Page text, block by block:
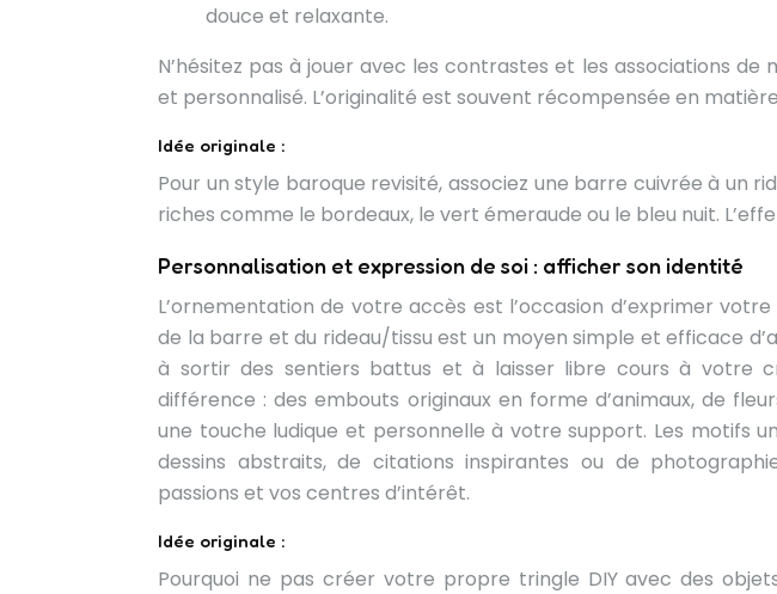
douce et relaxante.
N’hésitez pas à jouer avec les contrastes et les associations
et personnalisé. L’originalité est souvent récompensée en
Idée originale :
Pour un style baroque revisité, associez une barre cuivrée à un
riches comme le bordeaux, le vert émeraude ou le bleu nuit.
Personnalisation et expression de soi : afficher son identité
L’ornementation de votre accès est l’occasion d’exprimer
de la barre et du rideau/tissu est un moyen simple et efficace
à sortir des sentiers battus et à laisser libre cours à votre
différence : des embouts originaux en forme d’animaux, de
une touche ludique et personnelle à votre support. Les motifs
dessins abstraits, de citations inspirantes ou de
passions et vos centres d’intérêt.
Idée originale :
Pourquoi ne pas créer votre propre tringle DIY avec des